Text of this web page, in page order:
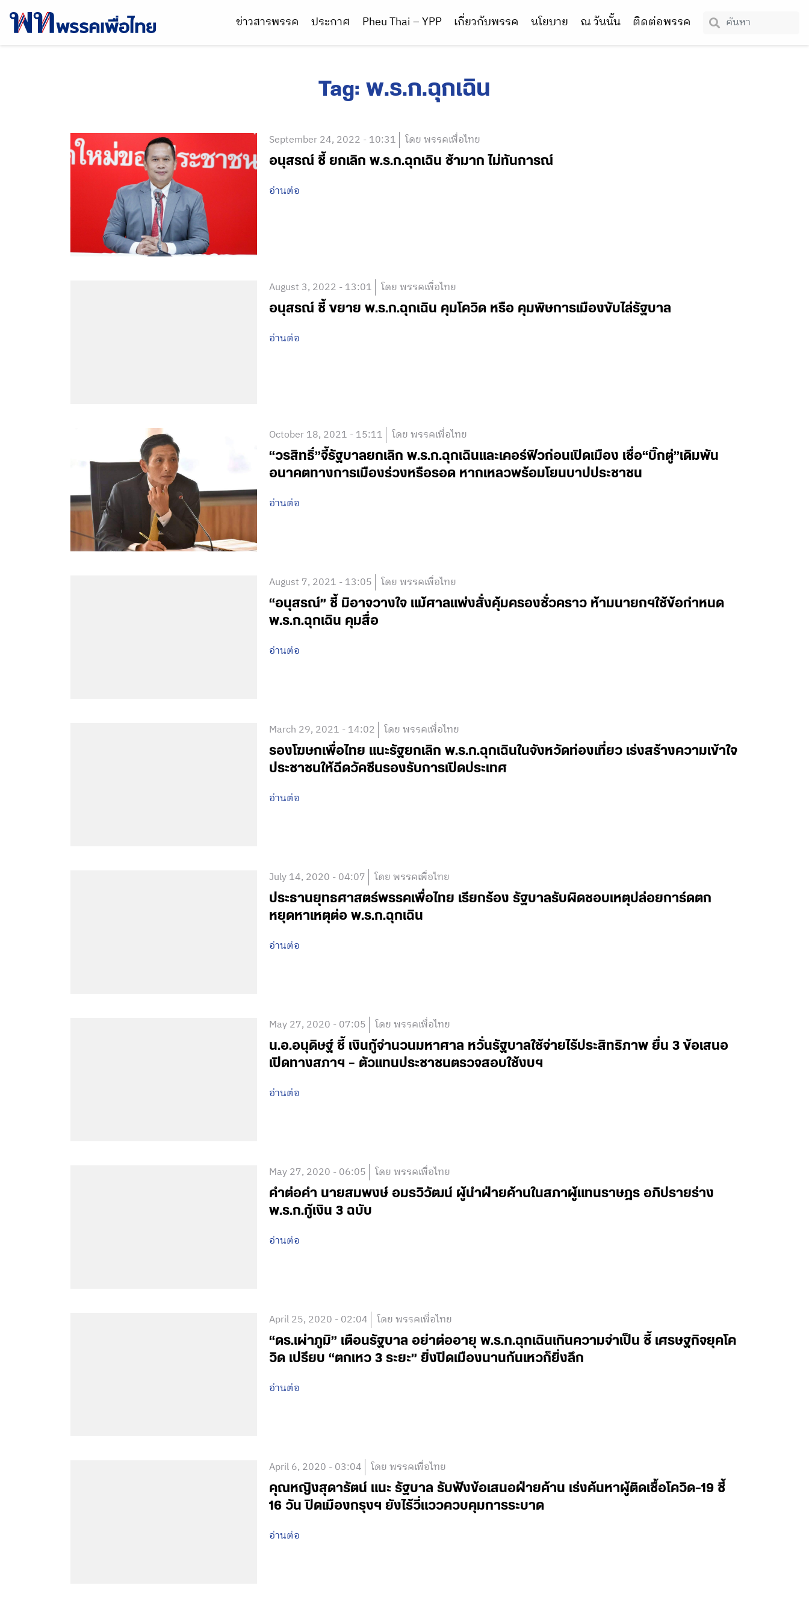
ข่าวสารพรรค ประกาศ Pheu Thai – YPP เกี่ยวกับพรรค นโยบาย ณ วันนั้น ติดต่อพรรค
Tag: พ.ร.ก.ฉุกเฉิน
September 24, 2022 - 10:31 โดย พรรคเพื่อไทย
อนุสรณ์ ชี้ ยกเลิก พ.ร.ก.ฉุกเฉิน ช้ามาก ไม่ทันการณ์
อ่านต่อ
August 3, 2022 - 13:01 โดย พรรคเพื่อไทย
อนุสรณ์ ชี้ ขยาย พ.ร.ก.ฉุกเฉิน คุมโควิด หรือ คุมพิษการเมืองขับไล่รัฐบาล
อ่านต่อ
October 18, 2021 - 15:11 โดย พรรคเพื่อไทย
“วรสิทธิ์”จี้รัฐบาลยกเลิก พ.ร.ก.ฉุกเฉินและเคอร์ฟิวก่อนเปิดเมือง เชื่อ“บิ๊กตู่”เดิมพัน
อนาคตทางการเมืองร่วงหรือรอด หากเหลวพร้อมโยนบาปประชาชน
อ่านต่อ
August 7, 2021 - 13:05 โดย พรรคเพื่อไทย
“อนุสรณ์” ชี้ มิอาจวางใจ แม้ศาลแพ่งสั่งคุ้มครองชั่วคราว ห้ามนายกฯใช้ข้อกำหนด
พ.ร.ก.ฉุกเฉิน คุมสื่อ
อ่านต่อ
March 29, 2021 - 14:02 โดย พรรคเพื่อไทย
รองโฆษกเพื่อไทย แนะรัฐยกเลิก พ.ร.ก.ฉุกเฉินในจังหวัดท่องเที่ยว เร่งสร้างความเข้าใจ
ประชาชนให้ฉีดวัคซีนรองรับการเปิดประเทศ
อ่านต่อ
July 14, 2020 - 04:07 โดย พรรคเพื่อไทย
ประธานยุทธศาสตร์พรรคเพื่อไทย เรียกร้อง รัฐบาลรับผิดชอบเหตุปล่อยการ์ดตก
หยุดหาเหตุต่อ พ.ร.ก.ฉุกเฉิน
อ่านต่อ
May 27, 2020 - 07:05 โดย พรรคเพื่อไทย
น.อ.อนุดิษฐ์ ชี้ เงินกู้จำนวนมหาศาล หวั่นรัฐบาลใช้จ่ายไร้ประสิทธิภาพ ยื่น 3 ข้อเสนอ
เปิดทางสภาฯ – ตัวแทนประชาชนตรวจสอบใช้งบฯ
อ่านต่อ
May 27, 2020 - 06:05 โดย พรรคเพื่อไทย
คำต่อคำ นายสมพงษ์ อมรวิวัฒน์ ผู้นำฝ่ายค้านในสภาผู้แทนราษฎร อภิปรายร่าง
พ.ร.ก.กู้เงิน 3 ฉบับ
อ่านต่อ
April 25, 2020 - 02:04 โดย พรรคเพื่อไทย
“ดร.เผ่าภูมิ” เตือนรัฐบาล อย่าต่ออายุ พ.ร.ก.ฉุกเฉินเกินความจำเป็น ชี้ เศรษฐกิจยุคโค
วิด เปรียบ “ตกเหว 3 ระยะ” ยิ่งปิดเมืองนานก้นเหวก็ยิ่งลึก
อ่านต่อ
April 6, 2020 - 03:04 โดย พรรคเพื่อไทย
คุณหญิงสุดารัตน์ แนะ รัฐบาล รับฟังข้อเสนอฝ่ายค้าน เร่งค้นหาผู้ติดเชื้อโควิด-19 ชี้
16 วัน ปิดเมืองกรุงฯ ยังไร้วี่แววควบคุมการระบาด
อ่านต่อ